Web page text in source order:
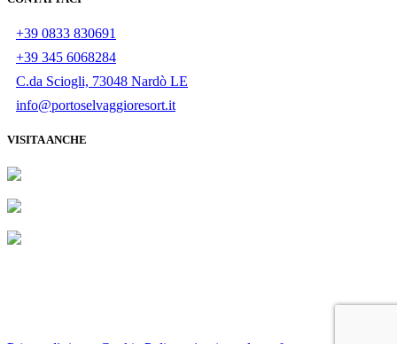
+39 0833 830691
+39 345 6068284
C.da Sciogli, 73048 Nardò LE
info@portoselvaggioresort.it
VISITA ANCHE
Codice CIS: LE075052044S0007013 - © 2020 All rights reserved.